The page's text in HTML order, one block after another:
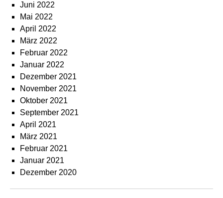
Juni 2022
Mai 2022
April 2022
März 2022
Februar 2022
Januar 2022
Dezember 2021
November 2021
Oktober 2021
September 2021
April 2021
März 2021
Februar 2021
Januar 2021
Dezember 2020